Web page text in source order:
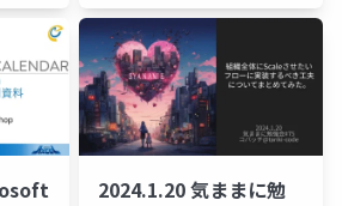
2024.1.20 気ままに勉